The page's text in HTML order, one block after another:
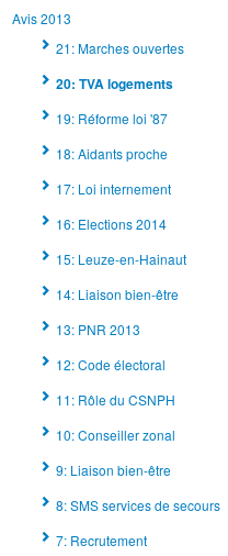
Avis 2013
21: Marches ouvertes
20: TVA logements
19: Réforme loi '87
18: Aidants proche
17: Loi internement
16: Elections 2014
15: Leuze-en-Hainaut
14: Liaison bien-être
13: PNR 2013
12: Code électoral
11: Rôle du CSNPH
10: Conseiller zonal
9: Liaison bien-être
8: SMS services de secours
7: Recrutement